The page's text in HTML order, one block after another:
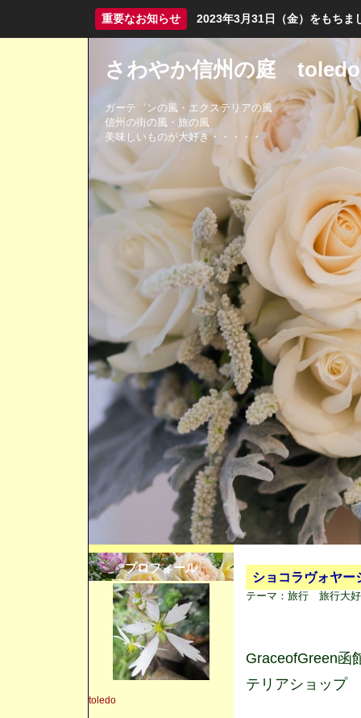
重要なお知らせ 2023年3月31日（金）をもちま
さわやか信州の庭 toledo
ガーテ゛ンの風・エクステリアの風
信州の街の風・旅の風
美味しいものが大好き・・・・・
ショコラヴォヤー
テーマ： 旅行 旅行大好
GraceofGreen函
テリアショップ
プロフィール
toledo